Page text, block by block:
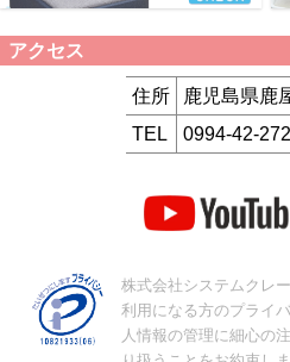
アクセス
住所
鹿児島県鹿
TEL
0994-42-
株式会社システムクレ
利用になる方のプライ
人情報の管理に細心の